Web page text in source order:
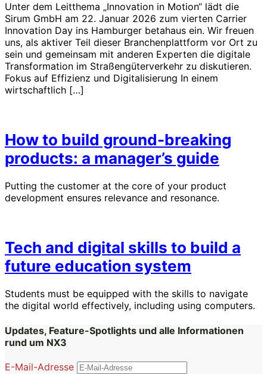
Unter dem Leitthema „Innovation in Motion“ lädt die
Sirum GmbH am 22. Januar 2026 zum vierten Carrier
Innovation Day ins Hamburger betahaus ein. Wir freuen
uns, als aktiver Teil dieser Branchenplattform vor Ort zu
sein und gemeinsam mit anderen Experten die digitale
Transformation im Straßengüterverkehr zu diskutieren.
Fokus auf Effizienz und Digitalisierung In einem
wirtschaftlich […]
How to build ground-breaking
products: a manager’s guide
Putting the customer at the core of your product
development ensures relevance and resonance.
Tech and digital skills to build a
future education system
Students must be equipped with the skills to navigate
the digital world effectively, including using computers.
Updates, Feature-Spotlights und alle Informationen
rund um NX3
E-Mail-Adresse